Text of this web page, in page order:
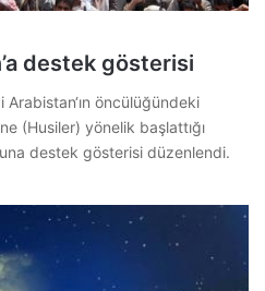
destek gösterisi
Arabistan‘ın öncülüğündeki
(Husiler) yönelik başlattığı
destek gösterisi düzenlendi.